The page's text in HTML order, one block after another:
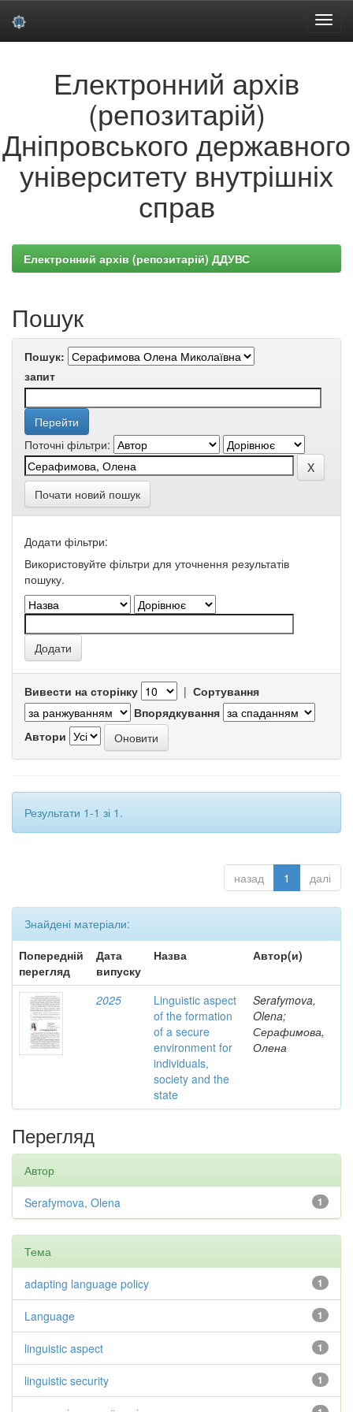
Електронний архів
(репозитарій)
Дніпровського державного
університету внутрішніх
справ
Електронний архів (репозитарій) ДДУВС
Пошук
Пошук:
запит
Поточні фільтри:
Почати новий пошук
Додати фільтри:
Використовуйте фільтри для уточнення результатів
пошуку.
Вивести на сторінку | Сортування
Впорядкування
Автори
Результати 1-1 зі 1.
назад 1 далі
Знайдені матеріали:
Попередній
перегляд
Дата
випуску
Назва Автор(и)
2025
Linguistic aspect
of the formation
of a secure
environment for
individuals,
society and the
state
Serafymova,
Olena;
Серафимова,
Олена
Перегляд
Автор
1
Serafymova, Olena
Тема
1
adapting language policy
1
Language
1
linguistic aspect
1
linguistic security